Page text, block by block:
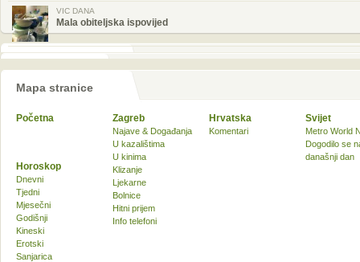
VIC DANA
Mala obiteljska ispovijed
Mapa stranice
Početna Zagreb
Najave & Događanja
U kazalištima
U kinima
Klizanje
Ljekarne
Bolnice
Hitni prijem
Info telefoni
Hrvatska
Komentari
Svijet
Metro World
Dogodilo se
današnji dan
Horoskop
Dnevni
Tjedni
Mjesečni
Godišnji
Kineski
Erotski
Sanjarica